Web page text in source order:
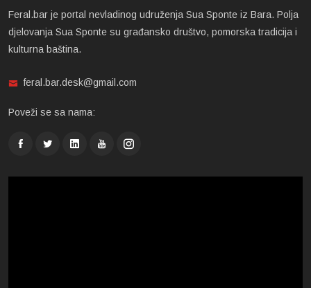
Feral.bar je portal nevladinog udruženja Sua Sponte iz Bara. Polja
djelovanja Sua Sponte su građansko društvo, pomorska tradicija i
kulturna baština.
feral.bar.desk@gmail.com
Poveži se sa nama: